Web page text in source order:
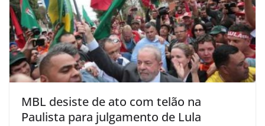
MBL desiste de ato com telão na
Paulista para julgamento de Lula